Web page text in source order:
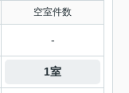
空室件数
-
1室